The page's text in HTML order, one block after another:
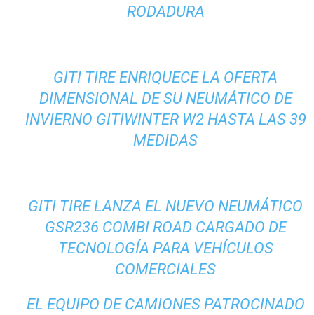
RODADURA
GITI TIRE ENRIQUECE LA OFERTA
DIMENSIONAL DE SU NEUMÁTICO DE
INVIERNO GITIWINTER W2 HASTA LAS 39
MEDIDAS
GITI TIRE LANZA EL NUEVO NEUMÁTICO
GSR236 COMBI ROAD CARGADO DE
TECNOLOGÍA PARA VEHÍCULOS
COMERCIALES
EL EQUIPO DE CAMIONES PATROCINADO